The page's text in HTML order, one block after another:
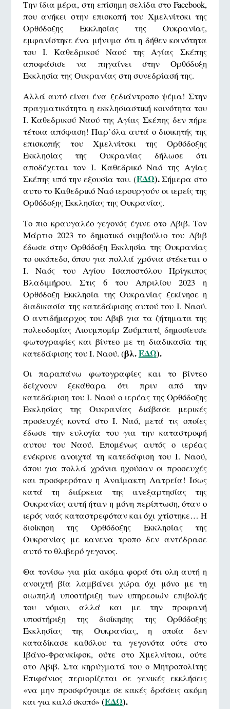
Την ίδια μέρα, στη επίσημη σελίδα στο Facebook,
που ανήκει στην επισκοπή του Χμελνίτσκι της
Ορθόδοξης Εκκλησίας της Ουκρανίας,
εμφανίστηκε ένα μήνυμα ότι η δήθεν κοινότητα
του Ι. Καθεδρικού Ναού της Αγίας Σκέπης
αποφάσισε να πηγαίνει στην Ορθόδοξη
Εκκλησία της Ουκρανίας στη συνεδρίασή της.
Αλλά αυτό είναι ένα ξεδιάντροπο ψέμα! Στην
πραγματικότητα η εκκλησιαστική κοινότητα του
Ι. Καθεδρικού Ναού της Αγίας Σκέπης δεν πήρε
τέτοια απόφαση! Παρ’όλα αυτά ο διοικητής της
επισκοπής του Χμελνίτσκι της Ορθόδοξης
Εκκλησίας της Ουκρανίας δήλωσε ότι
αποδέχεται τον Ι. Καθεδρικό Ναό της Αγίας
Σκέπης υπό την εξουσία του. (ΕΔΩ).Σήμερα στο
αυτο το Καθεδρικό Ναό ιερουργούν οι ιερείς της
Ορθόδοξης Εκκλησίας της Ουκρανίας.
Το πιο κραυγαλέο γεγονός έγινε στο Λβιβ. Τον
Μάρτιο 2023 το δημοτικό συμβούλιο του Λβιβ
έδωσε στην Ορθόδοξη Εκκλησία της Ουκρανίας
το οικόπεδο, όπου για πολλά χρόνια στέκεται ο
Ι. Ναός του Αγίου Ισαποστόλου Πρίγκιπος
Βλαδιμήρου. Στις 6 του Απριλίου 2023 η
Ορθόδοξη Εκκλησία της Ουκρανίας ξεκίνησε η
διαδικασία της κατεδάφισης αυτού του I. Nαού.
Ο αντιδήμαρχος του Λβιβ για τα ζήτηματα της
πολεοδομίας Λιουμπομίρ Ζούμπατζ δημοσίευσε
φωτογραφίες και βίντεο με τη διαδικασία της
κατεδάφισης του I. Nαού. (βλ.ΕΔΩ).
Οι παραπάνω φωτογραφίες και το βίντεο
δείχνουν ξεκάθαρα ότι πριν από την
κατεδάφιση του Ι. Nαού ο ιερέας της Ορθόδοξης
Εκκλησίας της Ουκρανίας διάβασε μερικές
προσευχές κοντά στο Ι. Ναό, μετά τις οποίες
έδωσε την ευλογία του για την καταστροφή
αυτου του Ναού. Επομένως αυτός ο ιερέας
ενέκρινε ανοιχτά τη κατεδάφιση του I. Nαού,
όπου για πολλά χρόνια ηχούσαν οι προσευχές
και προσφερόταν η Αναίμακτη Λατρεία! Ίσως
κατά τη διάρκεια της ανεξαρτησίας της
Ουκρανίας αυτή ήταν η μόνη περίπτωση, όταν ο
ιερός ναός καταστρεφόταν και όχι χτίστηκε… Η
διοίκηση της Ορθόδοξης Εκκλησίας της
Ουκρανίας με κανενα τροπο δεν αντέδρασε
αυτό το θλιβερό γεγονος.
Θα τονίσω για μία ακόμα φορά ότι ολη αυτή η
ανοιχτή βία λαμβάνει χώρα όχι μόνο με τη
σιωπηλή υποστήριξη των υπηρεσιών επιβολής
του νόμου, αλλά και με την προφανή
υποστήριξη της διοίκησης της Ορθόδοξης
Εκκλησίας της Ουκρανίας, η οποία δεν
καταδίκασε καθόλου τα γεγονότα ούτε στο
Ιβάνο-Φρανκίφσκ, ούτε στο Χμελνίτσκι, ούτε
στο Λβιβ. Στα κηρύγματά του ο Μητροπολίτης
Επιφάνιος περιορίζεται σε γενικές εκκλήσεις
«να μην προσφύγουμε σε κακές δράσεις ακόμη
και για καλό σκοπό»(ΕΔΩ).